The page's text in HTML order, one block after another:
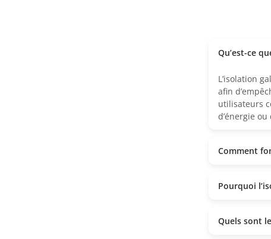
Qu’est-ce
L’isolation
afin
utilisateurs
d’énergie
Comment
Pourquoi
Quels sont